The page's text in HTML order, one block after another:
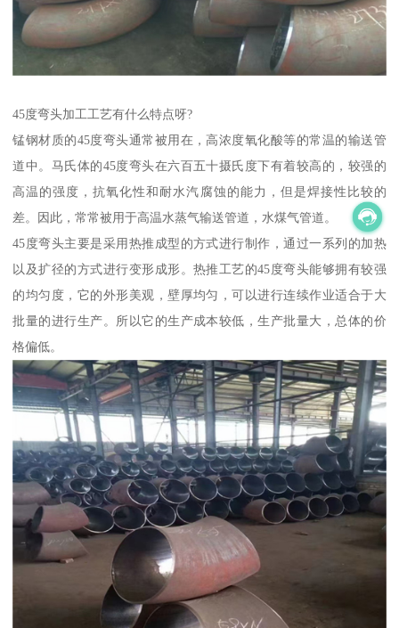
45度弯头加工工艺有什么特点呀?
锰钢材质的45度弯头通常被用在，高浓度氧化酸等的常温的输送管
道中。马氏体的45度弯头在六百五十摄氏度下有着较高的，较强的
高温的强度，抗氧化性和耐水汽腐蚀的能力，但是焊接性比较的
差。因此，常常被用于高温水蒸气输送管道，水煤气管道。
45度弯头主要是采用热推成型的方式进行制作，通过一系列的加热
以及扩径的方式进行变形成形。热推工艺的45度弯头能够拥有较强
的均匀度，它的外形美观，壁厚均匀，可以进行连续作业适合于大
批量的进行生产。所以它的生产成本较低，生产批量大，总体的价
格偏低。